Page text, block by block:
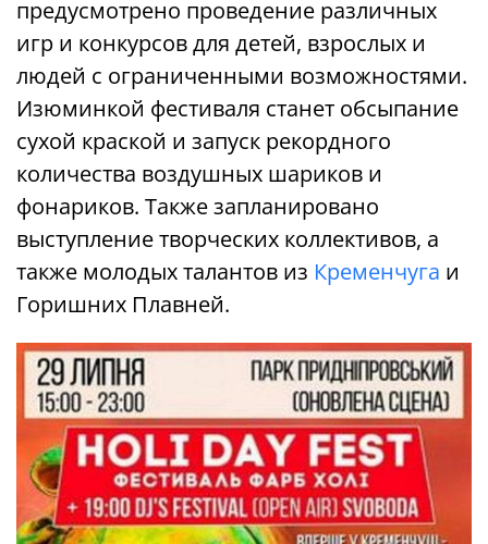
предусмотрено проведение различных
игр и конкурсов для детей, взрослых и
людей с ограниченными возможностями.
Изюминкой фестиваля станет обсыпание
сухой краской и запуск рекордного
количества воздушных шариков и
фонариков. Также запланировано
выступление творческих коллективов, а
также молодых талантов из Кременчуга и
Горишних Плавней.